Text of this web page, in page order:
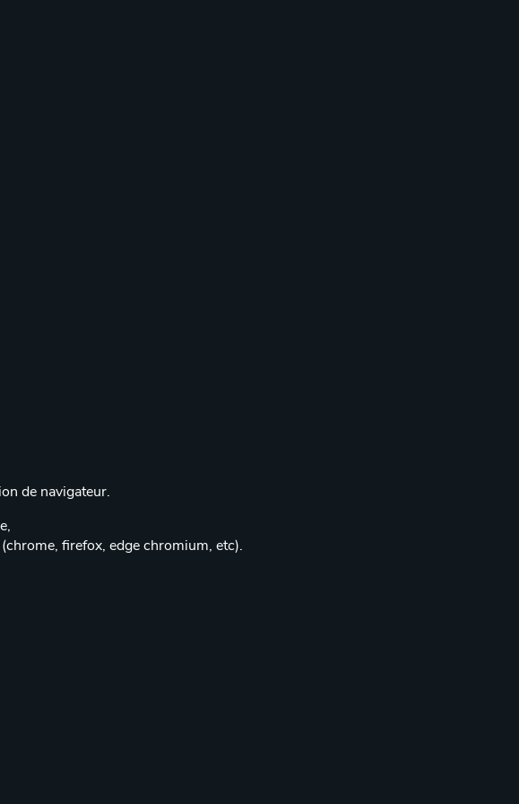
de navigateur.
firefox, edge chromium, etc).